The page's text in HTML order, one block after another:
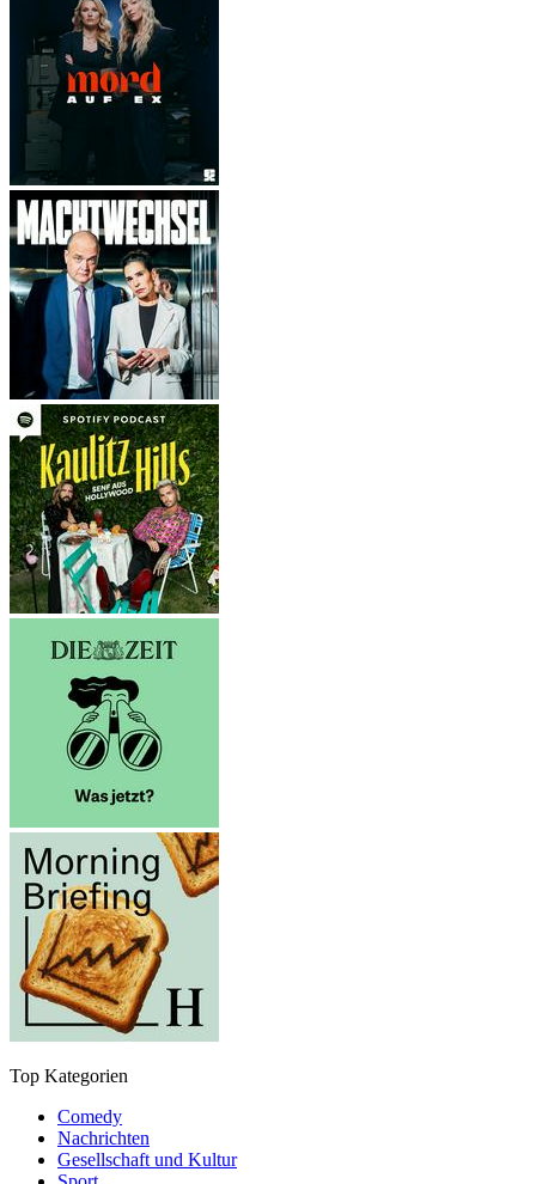
Top Kategorien
Comedy
Nachrichten
Gesellschaft und Kultur